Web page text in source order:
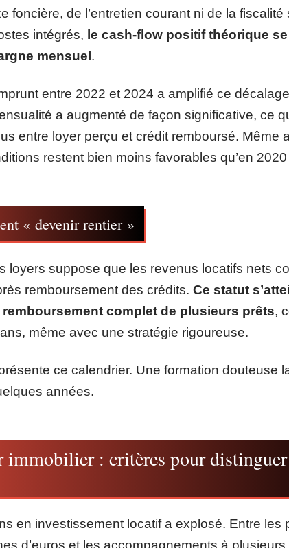
foncière, de l’entretien courant ni de la fiscalité
intégrés, le cash-flow positif théorique
mensuel .
entre 2022 et 2024 a amplifié ce
a augmenté de façon significative, ce
entre loyer perçu et crédit remboursé. Même
restent bien moins favorables qu’en
« devenir rentier »
loyers suppose que les revenus locatifs nets
remboursement des crédits. Ce statut
complet de plusieurs prêts,
même avec une stratégie rigoureuse.
ce calendrier. Une formation douteuse
années.
immobilier : critères pour
en investissement locatif a explosé. Entre les
d’euros et les accompagnements à plusieurs